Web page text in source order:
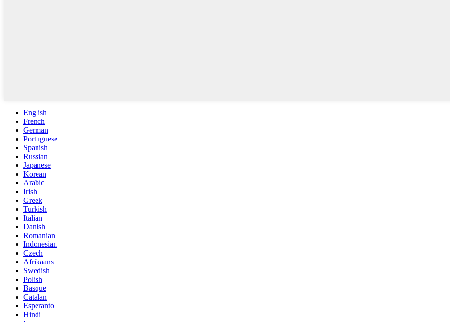
English
French
German
Portuguese
Spanish
Russian
Japanese
Korean
Arabic
Irish
Greek
Turkish
Italian
Danish
Romanian
Indonesian
Czech
Afrikaans
Swedish
Polish
Basque
Catalan
Esperanto
Hindi